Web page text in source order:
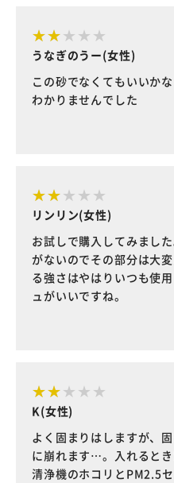
うなぎのうー(女性)
この砂でなくてもいいか
わかりませんでした
リンリン(女性)
お試しで購入してみまし
がないのでその部分は大
る強さはやはりいつも使
ュがいいですね。
K(女性)
よく固まりはしますが、
に崩れます…。入れると
清浄機のホコリとPM2.5